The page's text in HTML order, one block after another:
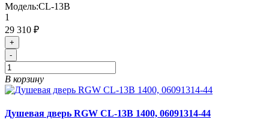
Модель:CL-13B
1
29 310 ₽
+
-
В корзину
Душевая дверь RGW CL-13B 1400, 06091314-44